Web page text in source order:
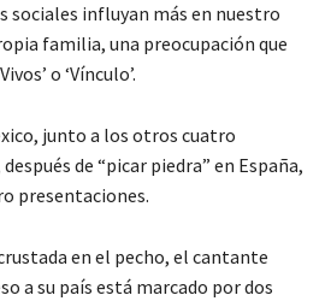
sociales influyan más en nuestro
familia, una preocupación que
o ‘Vínculo’.
junto a los otros cuatro
de “picar piedra” en España,
presentaciones.
en el pecho, el cantante
a su país está marcado por dos